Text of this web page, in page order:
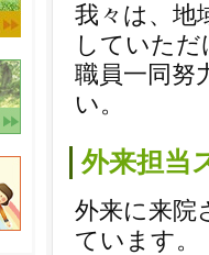
我々は、地
していた
職員一同努
い。
外来担当
外来に来院
ています。